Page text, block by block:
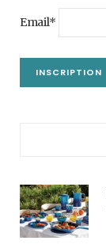
Email*